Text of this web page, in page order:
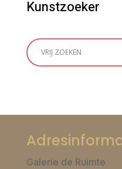
Kunstzoeker
Galerie de Ruimte